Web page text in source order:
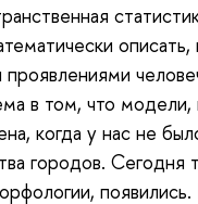
в том, что модели,
когда у нас не
городов. Сегодня